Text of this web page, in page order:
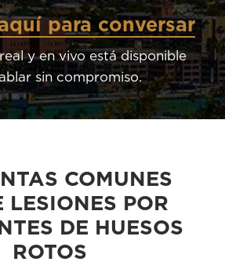
para conversar
y en vivo está disponible
sin compromiso.
COMUNES
LESIONES POR
DE HUESOS
ROTOS